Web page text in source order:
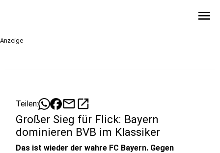
menu
Anzeige
Teilen: mailopen_in_new
Großer Sieg für Flick: Bayern
dominieren BVB im Klassiker
Das ist wieder der wahre FC Bayern. Gegen